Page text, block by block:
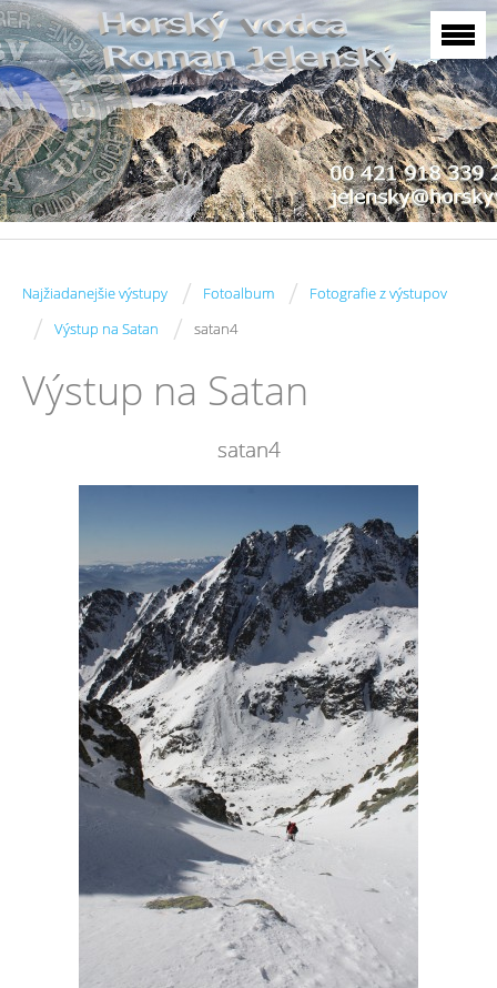
Najžiadanejšie výstupy / Fotoalbum / Fotografie z výstupov
/ Výstup na Satan / satan4
Výstup na Satan
satan4